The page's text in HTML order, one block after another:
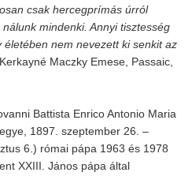
csak hercegprímás úrról
mindenki. Annyi tisztesség
nem nevezett ki senkit az
Maczky Emese, Passaic,
Battista Enrico Antonio Maria
1897. szeptember 26. –
6.) római pápa 1963 és 1978
XXIII. János pápa által